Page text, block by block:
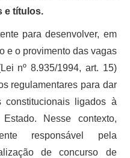
e títulos.
para desenvolver, em
e o provimento das vagas
nº 8.935/1994, art. 15)
regulamentares para dar
constitucionais ligados à
Nesse contexto,
responsável pela
de concurso de